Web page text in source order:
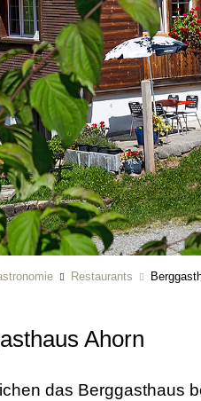
Restaurants
Ahorn
das Berggasthaus